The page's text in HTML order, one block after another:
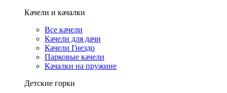
Качели и качалки
Все качели
Качели для дачи
Качели Гнездо
Парковые качели
Качалки на пружине
Детские горки